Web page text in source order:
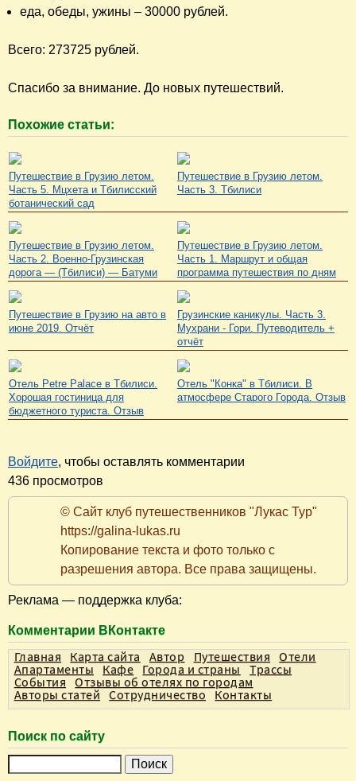
еда, обеды, ужины – 30000 рублей.
Всего: 273725 рублей.
Спасибо за внимание. До новых путешествий.
Похожие статьи:
Путешествие в Грузию летом.
Часть 5. Мцхета и Тбилисский
ботанический сад
Путешествие в Грузию летом.
Часть 3. Тбилиси
Путешествие в Грузию летом.
Часть 2. Военно-Грузинская
дорога — (Тбилиси) — Батуми
Путешествие в Грузию летом.
Часть 1. Маршрут и общая
программа путешествия по дням
Путешествие в Грузию на авто в
июне 2019. Отчёт
Грузинские каникулы. Часть 3.
Мухрани - Гори. Путеводитель +
отчёт
Отель Petre Palace в Тбилиси.
Хорошая гостиница для
бюджетного туриста. Отзыв
Отель "Конка" в Тбилиси. В
атмосфере Старого Города. Отзыв
Войдите, чтобы оставлять комментарии
436 просмотров
© Сайт клуб путешественников "Лукас Тур"
https://galina-lukas.ru
Копирование текста и фото только с
разрешения автора. Все права защищены.
Реклама — поддержка клуба:
Комментарии ВКонтакте
Главная Карта сайта Автор Путешествия
Отели
Апартаменты Кафе Города и страны Трассы
События Отзывы об отелях по городам
Авторы статей Сотрудничество Контакты
Поиск по сайту